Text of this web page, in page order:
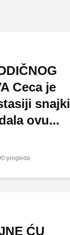
Ceca je
snajki
ovu...
pregleda
ĆU